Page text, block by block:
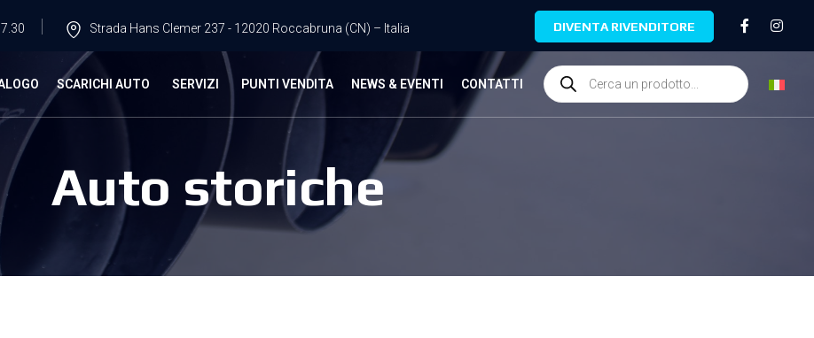
Strada Hans Clemer 237 - 12020 Roccabruna (CN) – Italia DIVENTA RIVENDITORE
SCARICHI AUTO SERVIZI PUNTI VENDITA NEWS & EVENTI CONTATTI
Auto storiche